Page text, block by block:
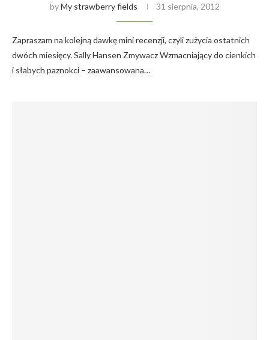
byMy strawberry fields 31 sierpnia, 2012
Zapraszam na kolejną dawkę mini recenzji, czyli zużycia ostatnich
dwóch miesięcy. Sally Hansen Zmywacz Wzmacniający do cienkich
i słabych paznokci – zaawansowana…